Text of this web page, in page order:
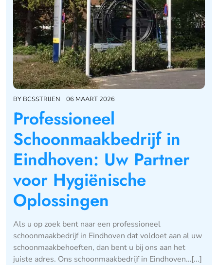
BY BCSSTRIJEN 06 MAART 2026
Professioneel
Schoonmaakbedrijf in
Eindhoven: Uw Partner
voor Hygiënische
Oplossingen
Als u op zoek bent naar een professioneel
schoonmaakbedrijf in Eindhoven dat voldoet aan al uw
schoonmaakbehoeften, dan bent u bij ons aan het
juiste adres. Ons schoonmaakbedrijf in Eindhoven…[...]